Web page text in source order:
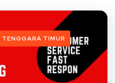
TENGGARA TIMUR